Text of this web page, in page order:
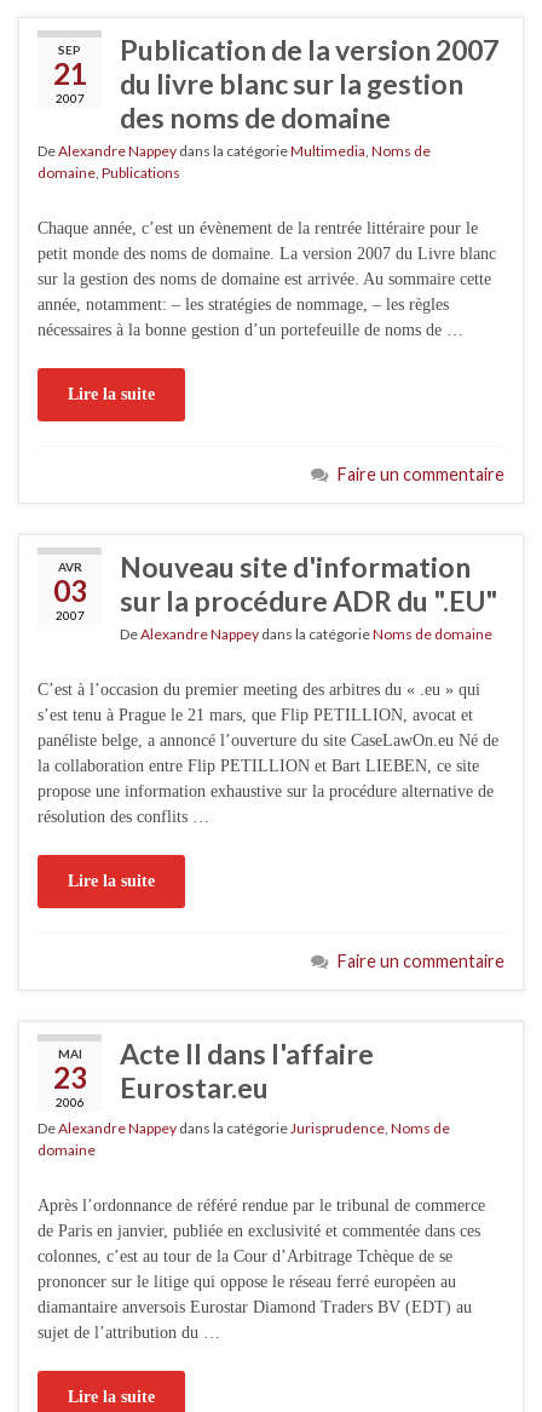
SEP
21
2007
Publication de la version 2007
du livre blanc sur la gestion
des noms de domaine
DeAlexandre Nappey dans la catégorieMultimedia Noms de
domaine Publications
Chaque année, c’est un évènement de la rentrée littéraire pour le
petit monde des noms de domaine. La version 2007 du Livre blanc
sur la gestion des noms de domaine est arrivée. Au sommaire cette
année, notamment: – les stratégies de nommage, – les règles
nécessaires à la bonne gestion d’un portefeuille de noms de …
Lire la suite
Faire un commentaire
AVR
03
2007
Nouveau site d'information
sur la procédure ADR du ".EU"
DeAlexandre Nappey dans la catégorieNoms de domaine
C’est à l’occasion du premier meeting des arbitres du « .eu » qui
s’est tenu à Prague le 21 mars, que Flip PETILLION, avocat et
panéliste belge, a annoncé l’ouverture du site CaseLawOn.eu Né de
la collaboration entre Flip PETILLION et Bart LIEBEN, ce site
propose une information exhaustive sur la procédure alternative de
résolution des conflits …
Lire la suite
Faire un commentaire
MAI
23
2006
Acte II dans l'affaire
Eurostar.eu
DeAlexandre Nappey dans la catégorie Jurisprudence Noms de
domaine
Après l’ordonnance de référé rendue par le tribunal de commerce
de Paris en janvier, publiée en exclusivité et commentée dans ces
colonnes, c’est au tour de la Cour d’Arbitrage Tchèque de se
prononcer sur le litige qui oppose le réseau ferré européen au
diamantaire anversois Eurostar Diamond Traders BV (EDT) au
sujet de l’attribution du …
Lire la suite